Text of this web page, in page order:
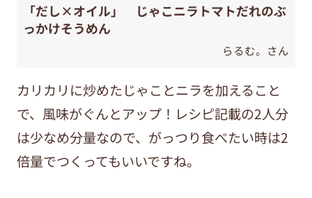
「だし×オイル」 じゃこニラトマトだれのぶ
っかけそうめん
らるむ。さん
カリカリに炒めたじゃことニラを加えること
で、風味がぐんとアップ！レシピ記載の2人分
は少なめ分量なので、がっつり食べたい時は2
倍量でつくってもいいですね。